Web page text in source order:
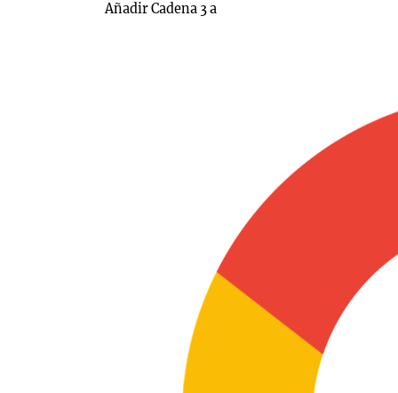
Añadir Cadena 3 a
Notas
La Sole en